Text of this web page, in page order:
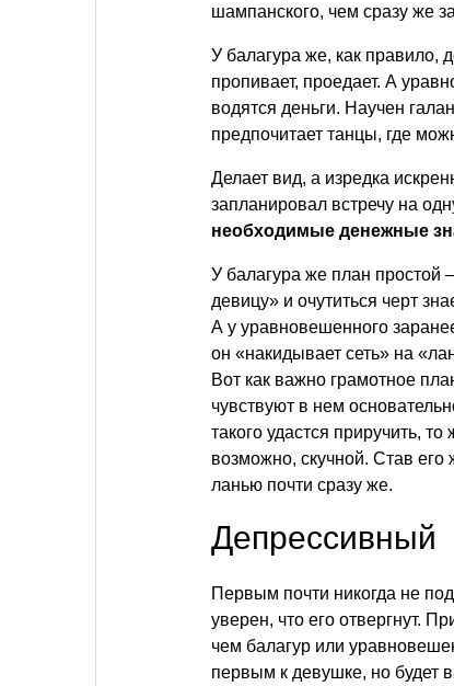
шампанского, чем сразу же
У балагура же, как правило,
пропивает, проедает. А
водятся деньги. Научен
предпочитает танцы, где
Делает вид, а изредка
запланировал встречу на
необходимые денежные
У балагура же план простой
девицу» и очутиться черт
А у уравновешенного
он «накидывает сеть» на
Вот как важно грамотное
чувствуют в нем
такого удастся приручить,
возможно, скучной. Став его
ланью почти сразу же.
Депрессивный
Первым почти никогда не
уверен, что его отвергнут.
чем балагур или
первым к девушке, но будет